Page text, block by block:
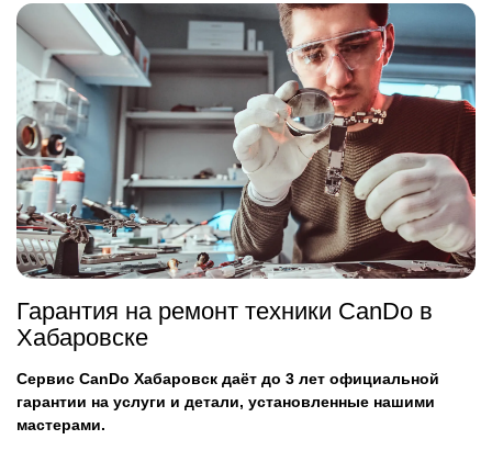
Гарантия на ремонт техники CanDo в
Хабаровске
Сервис CanDo Хабаровск даёт до 3 лет официальной
гарантии на услуги и детали, установленные нашими
мастерами.